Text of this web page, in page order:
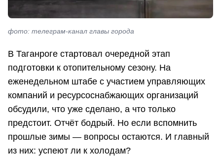
фото: телеграм-канал главы города
В Таганроге стартовал очередной этап
подготовки к отопительному сезону. На
еженедельном штабе с участием управляющих
компаний и ресурсоснабжающих организаций
обсудили, что уже сделано, а что только
предстоит. Отчёт бодрый. Но если вспомнить
прошлые зимы — вопросы остаются. И главный
из них: успеют ли к холодам?